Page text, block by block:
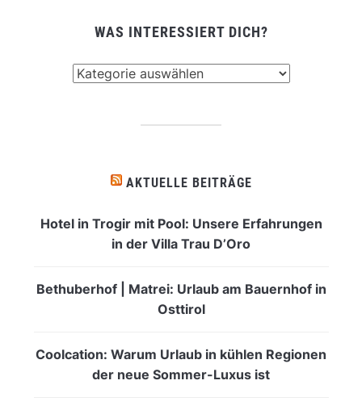
WAS INTERESSIERT DICH?
AKTUELLE BEITRÄGE
Hotel in Trogir mit Pool: Unsere Erfahrungen
in der Villa Trau D’Oro
Bethuberhof | Matrei: Urlaub am Bauernhof in
Osttirol
Coolcation: Warum Urlaub in kühlen Regionen
der neue Sommer-Luxus ist